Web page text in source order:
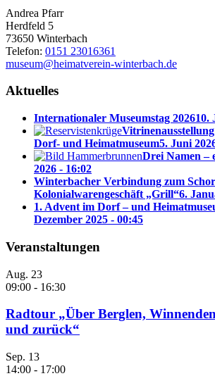
Andrea Pfarr
Herdfeld 5
73650 Winterbach
Telefon: 0151 23016361
museum@heimatverein-winterbach.de
Aktuelles
Internationaler Museumstag 202610.
Dorf- und Heimatmuseum5. Juni
Drei Namen –
2026 - 16:02
Winterbacher Verbindung zum
Kolonialwarengeschäft „Grill“6.
1. Advent im Dorf – und
Dezember 2025 - 00:45
Veranstaltungen
Aug. 23
09:00 - 16:30
Radtour „Über Berglen,
und zurück“
Sep. 13
14:00 - 17:00